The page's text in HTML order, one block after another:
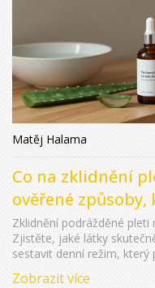
Matěj Halama
Co na zklidnění
ověřené
Zklidnění podrážděné
Zjistěte, jaké látky
sestavit denní režim,
Zobrazit více